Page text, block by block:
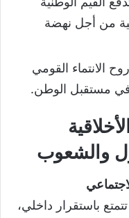
من أجل نهضة
الانتماء القومي
في مستقبل الوطن.
والشعوب
باستقرار داخلي،